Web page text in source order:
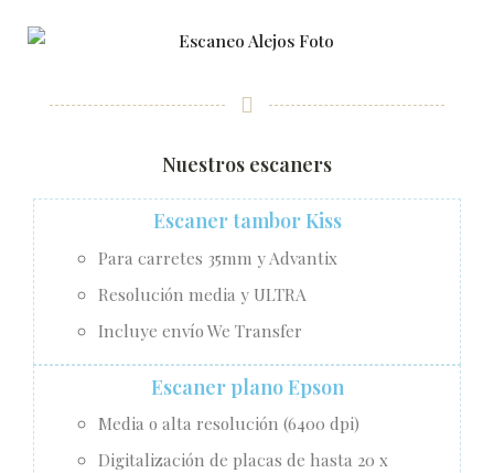
Nuestros escaners
Escaner tambor Kiss
Para carretes 35mm y Advantix
Resolución media y ULTRA
Incluye envío We Transfer
Escaner plano Epson
Media o alta resolución (6400 dpi)
Digitalización de placas de hasta 20 x